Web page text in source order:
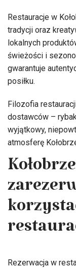
Restauracje w
tradycji oraz
lokalnych
świeżości i
gwarantuje
posiłku.
Filozofia
dostawców –
wyjątkowy,
atmosferę
Rezerwacja w